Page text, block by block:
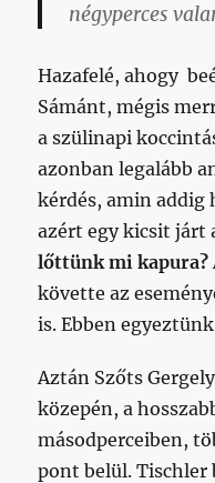
négyperces
Hazafelé, ahogy
Sámánt, mégis
a szülinapi
azonban legalább
kérdés, amin addig
azért egy kicsit járt
lőttünk mi kapura?
követte az
is. Ebben
Aztán Szőts
közepén, a
másodperceiben,
pont belül. Tischler